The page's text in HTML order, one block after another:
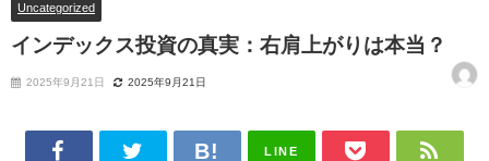
Uncategorized
インデックス投資の真実：右肩上がりは本当？
2025年9月21日 2025年9月21日
LINE